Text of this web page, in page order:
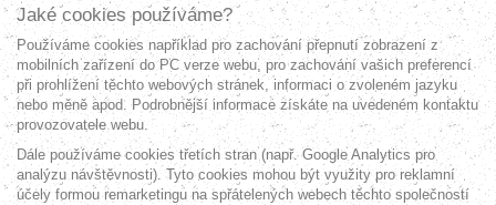
Jaké cookies používáme?
Používáme cookies například pro zachování přepnutí zobrazení z
mobilních zařízení do PC verze webu, pro zachování vašich preferencí
při prohlížení těchto webových stránek, informaci o zvoleném jazyku
nebo měně apod. Podrobnější informace získáte na uvedeném kontaktu
provozovatele webu.
Dále používáme cookies třetích stran (např. Google Analytics pro
analýzu návštěvnosti). Tyto cookies mohou být využity pro reklamní
účely formou remarketingu na spřátelených webech těchto společností